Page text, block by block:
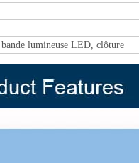
lumineuse LED, clôture